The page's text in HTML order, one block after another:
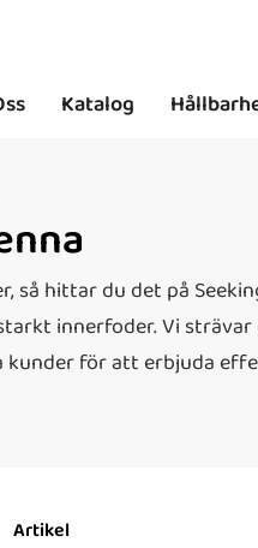
Katalog
hittar du det på
innerfoder. Vi
för att erbjuda
Artikel